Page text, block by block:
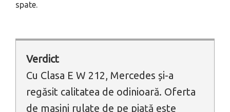
spate.
Verdict
Cu Clasa E W 212, Mercedes și-a
regăsit calitatea de odinioară. Oferta
de mașini rulate de pe piață este